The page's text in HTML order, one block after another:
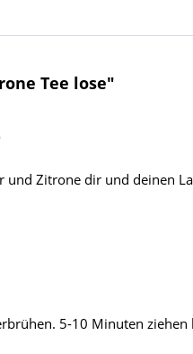
Tee lose"
und Zitrone dir und deinen
5-10 Minuten ziehen